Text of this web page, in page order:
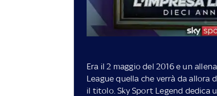
Era il 2 maggio del 2016 e un
League quella che verrà da allora
il titolo. Sky Sport Legend dedica